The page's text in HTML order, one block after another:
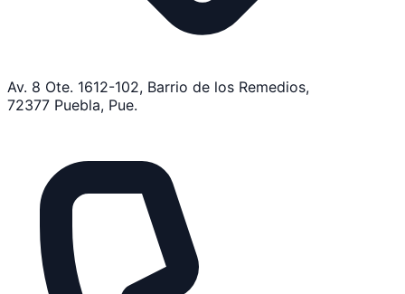
Av. 8 Ote. 1612-102, Barrio de los Remedios,
72377 Puebla, Pue.